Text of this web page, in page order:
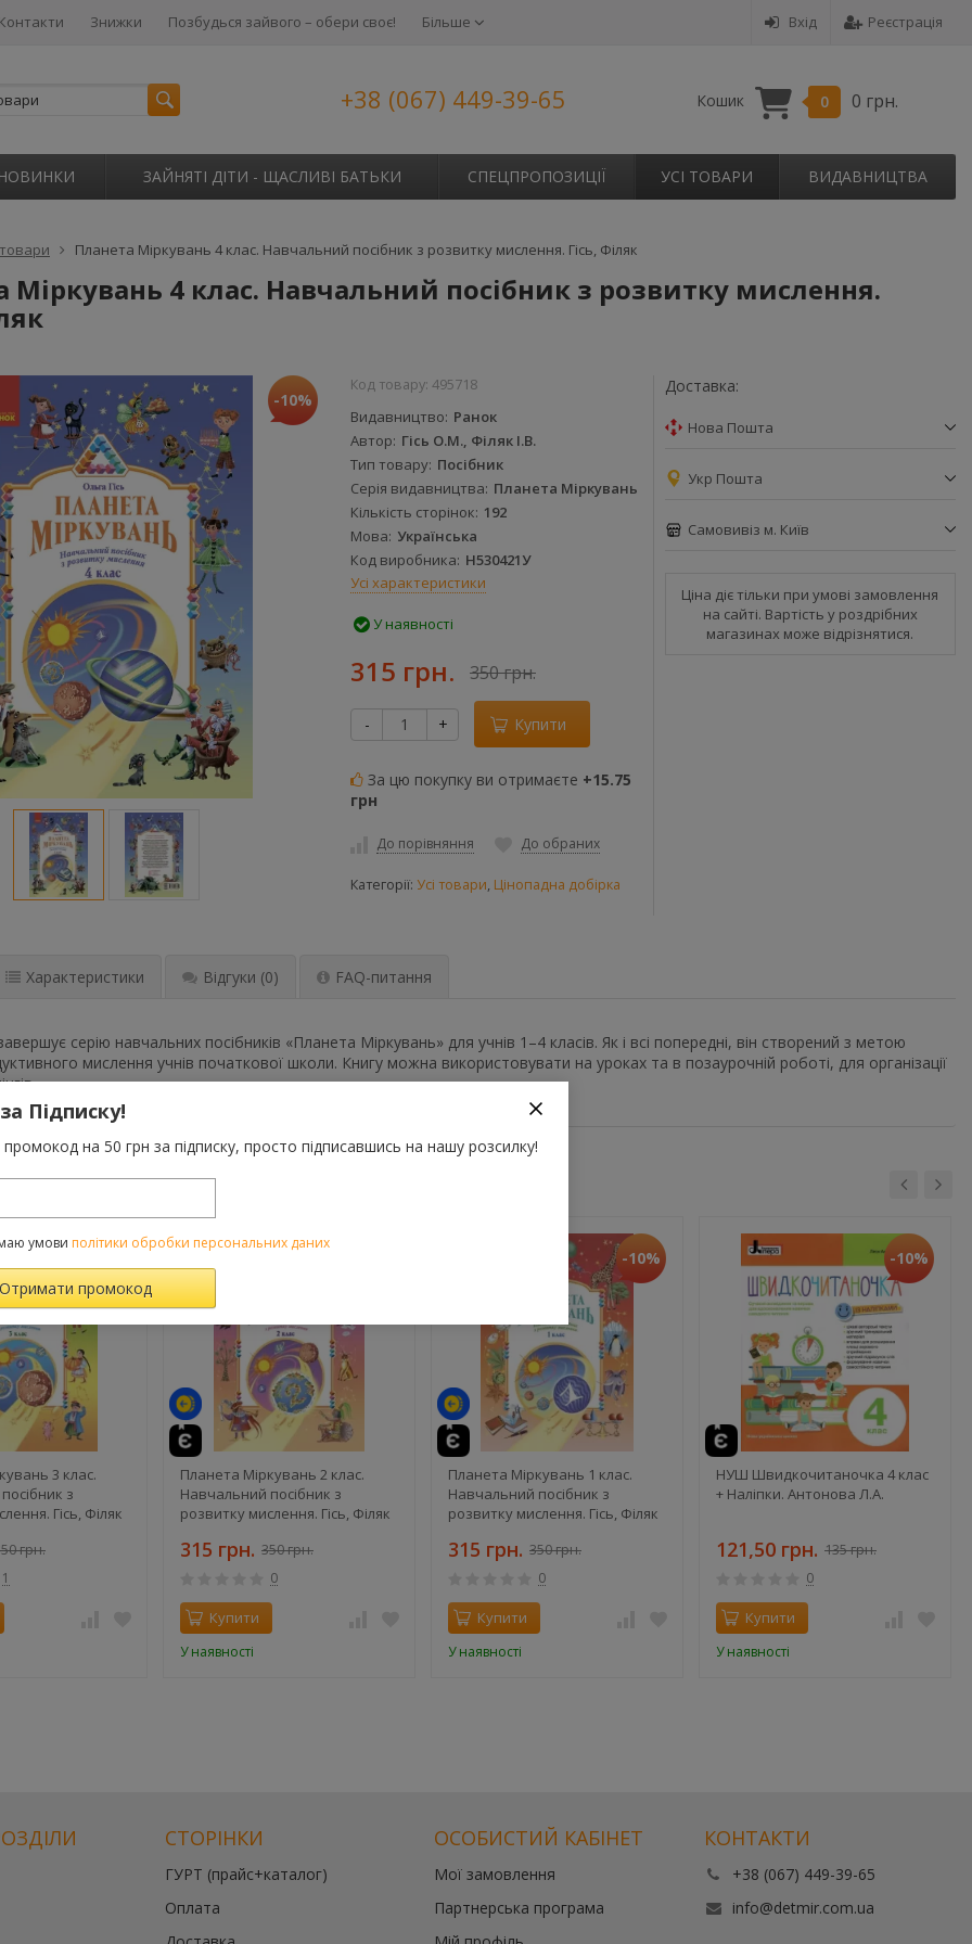
Вхід Реєстрація
Контакти Знижки Позбудься зайвого – обери своє! Більше
+38 (067) 449-39-65 Кошик 0 0 грн.
НОВИНКИ ЗАЙНЯТІ ДІТИ - ЩАСЛИВІ БАТЬКИ СПЕЦПРОПОЗИЦІЇ УСІ ТОВАРИ ВИДАВНИЦТВА
товари Планета Міркувань 4 клас. Навчальний посібник з розвитку мислення. Гісь, Філяк
Міркувань 4 клас. Навчальний посібник з розвитку мислення.
-10%
Код товару: 495718
Видавництво Ранок
Автор Гісь О.М., Філяк І.В.
Тип товару Посібник
Серія видавництва Планета Міркувань
Кількість сторінок 192
Мова Українська
Код виробника Н530421У
Усі характеристики
У наявності
315 грн. 350 грн.
- + Купити
За цю покупку ви отримаєте +15.75
грн
До порівняння До обраних
Категорії: Усі товари, Цінопадна добірка
Доставка:
Нова Пошта
Укр Пошта
Самовивіз м. Київ
Ціна діє тільки при умові замовлення
на сайті. Вартість у роздрібних
магазинах може відрізнятися.
Характеристики Відгуки (0) FAQ-питання
серію навчальних посібників «Планета Міркувань» для учнів 1–4 класів. Як і всі попередні, він створений з метою
мислення учнів початкової школи. Книгу можна використовувати на уроках та в позаурочній роботі, для організації
ТАКОЖ КУПУЮТЬ
3 клас.
з
Гісь, Філяк
грн.
1
Планета Міркувань 2 клас.
Навчальний посібник з
розвитку мислення. Гісь, Філяк
315 грн. 350 грн.
0
Купити
У наявності
-10%
Планета Міркувань 1 клас.
Навчальний посібник з
розвитку мислення. Гісь, Філяк
315 грн. 350 грн.
0
Купити
У наявності
-10%
НУШ Швидкочитаночка 4 клас
+ Наліпки. Антонова Л.А.
121,50 грн. 135 грн.
0
Купити
У наявності
СТОРІНКИ
ГУРТ (прайс+каталог)
Оплата
ОСОБИСТИЙ КАБІНЕТ
Мої замовлення
Партнерська програма
КОНТАКТИ
+38 (067) 449-39-65
info@detmir.com.ua
Підписку!
на 50 грн за підписку, просто підписавшись на нашу розсилку!
умови політики обробки персональних даних